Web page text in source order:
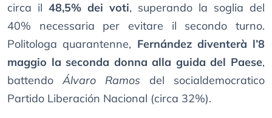
circa il 48,5% dei voti, superando la soglia del
40% necessaria per evitare il secondo turno.
Politologa quarantenne, Fernández diventerà l’8
maggio la seconda donna alla guida del Paese,
battendoÁlvaro Ramos del socialdemocratico
Partido Liberación Nacional (circa 32%).